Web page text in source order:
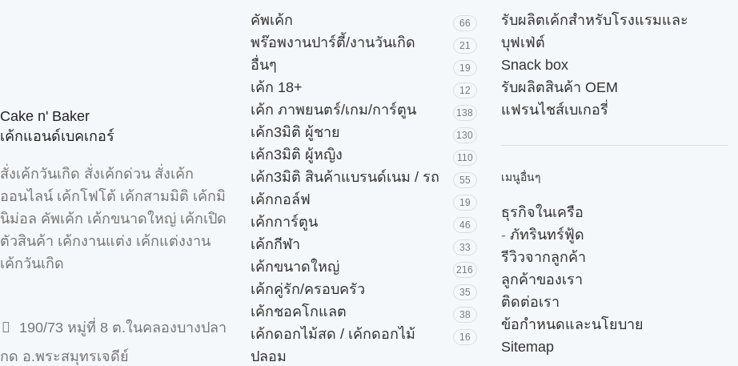
Cake n' Baker
เค้กแอนด์เบคเกอร์
สั่งเค้กวันเกิด สั่งเค้กด่วน สั่งเค้ก
ออนไลน์ เค้กโฟโต้ เค้กสามมิติ เค้กมิ
นิม่อล คัพเค้ก เค้กขนาดใหญ่ เค้กเปิด
ตัวสินค้า เค้กงานแต่ง เค้กแต่งงาน
เค้กวันเกิด
190/73 หมู่ที่ 8 ต.ในคลองบางปลา
กด อ.พระสมุทรเจดีย์
คัพเค้ก 66
พร๊อพงานปาร์ตี้/งานวันเกิด 21
อื่นๆ 19
เค้ก 18+ 12
เค้ก ภาพยนตร์/เกม/การ์ตูน 138
เค้ก3มิติ ผู้ชาย 130
เค้ก3มิติ ผู้หญิง 110
เค้ก3มิติ สินค้าแบรนด์เนม / รถ 55
เค้กกอล์ฟ 19
เค้กการ์ตูน 46
เค้กกีฬา 33
เค้กขนาดใหญ่ 216
เค้กคู่รัก/ครอบครัว 35
เค้กชอคโกแลต 38
เค้กดอกไม้สด / เค้กดอกไม้
ปลอม
16
รับผลิตเค้กสำหรับโรงแรมและ
บุฟเฟ่ต์
Snack box
รับผลิตสินค้า OEM
แฟรนไชส์เบเกอรี่
เมนูอื่นๆ
ธุรกิจในเครือ
- ภัทรินทร์ฟู้ด
รีวิวจากลูกค้า
ลูกค้าของเรา
ติดต่อเรา
ข้อกำหนดและนโยบาย
Sitemap